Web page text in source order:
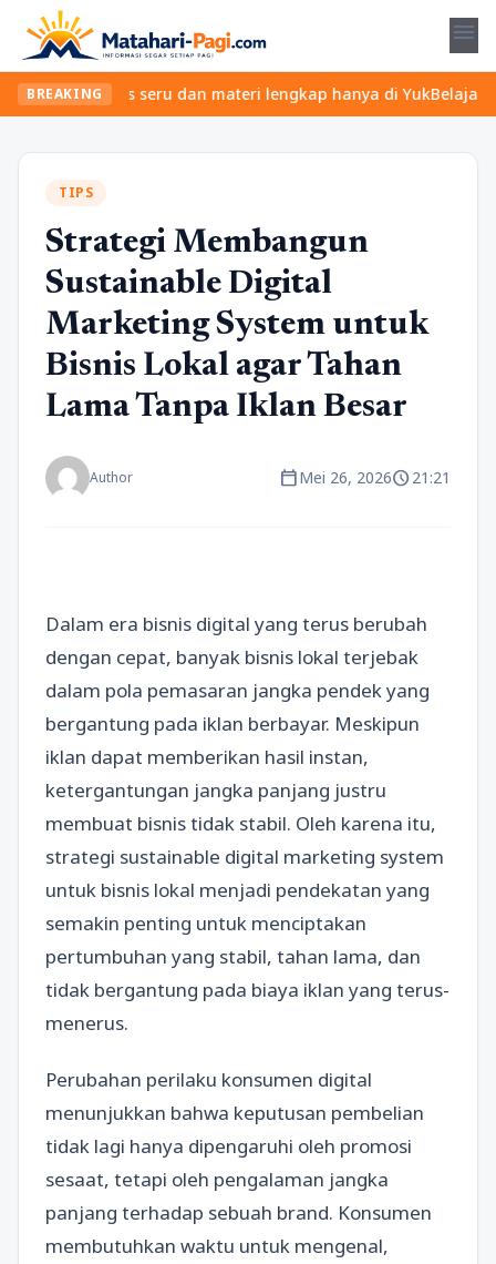
menu
BREAKING
kelas seru dan materi lengkap hanya di YukBelajar.com.
TIPS
Strategi Membangun
Sustainable Digital
Marketing System untuk
Bisnis Lokal agar Tahan
Lama Tanpa Iklan Besar
Author calendar_todayMei 26, 2026schedule21:21
Dalam era bisnis digital yang terus berubah
dengan cepat, banyak bisnis lokal terjebak
dalam pola pemasaran jangka pendek yang
bergantung pada iklan berbayar. Meskipun
iklan dapat memberikan hasil instan,
ketergantungan jangka panjang justru
membuat bisnis tidak stabil. Oleh karena itu,
strategi sustainable digital marketing system
untuk bisnis lokal menjadi pendekatan yang
semakin penting untuk menciptakan
pertumbuhan yang stabil, tahan lama, dan
tidak bergantung pada biaya iklan yang terus-
menerus.
Perubahan perilaku konsumen digital
menunjukkan bahwa keputusan pembelian
tidak lagi hanya dipengaruhi oleh promosi
sesaat, tetapi oleh pengalaman jangka
panjang terhadap sebuah brand. Konsumen
membutuhkan waktu untuk mengenal,